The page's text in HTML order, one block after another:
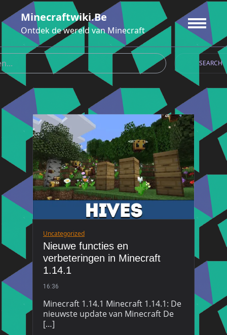
naar
de
inhoud
Minecraftwiki.be
Ontdek de wereld van Minecraft
SEARCH
Uncategorized
Nieuwe functies en
verbeteringen in Minecraft
1.14.1
16:36
Minecraft 1.14.1 Minecraft 1.14.1: De
nieuwste update van Minecraft De
[…]